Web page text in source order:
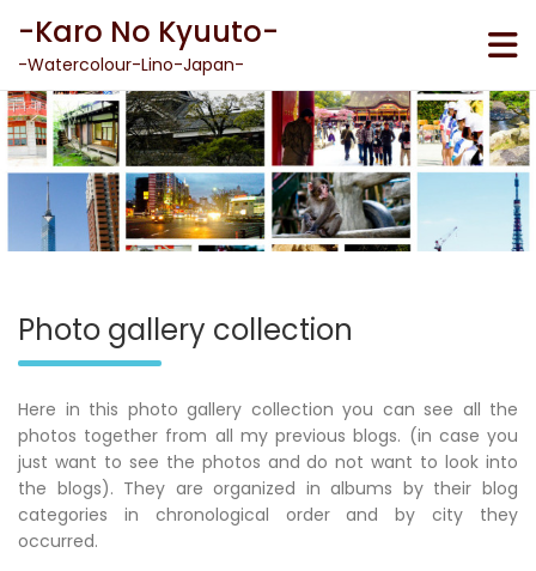
content
-Karo No Kyuuto-
-Watercolour-Lino-Japan-
Photo gallery collection
Here in this photo gallery collection you can see all the
photos together from all my previous blogs. (in case you
just want to see the photos and do not want to look into
the blogs). They are organized in albums by their blog
categories in chronological order and by city they
occurred.